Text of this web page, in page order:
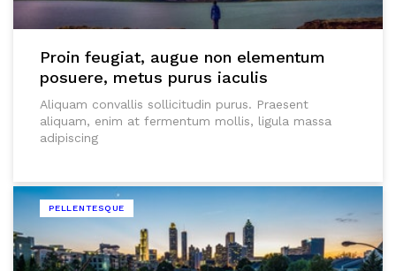
Proin feugiat, augue non elementum
posuere, metus purus iaculis
Aliquam convallis sollicitudin purus. Praesent
aliquam, enim at fermentum mollis, ligula massa
adipiscing
PELLENTESQUE